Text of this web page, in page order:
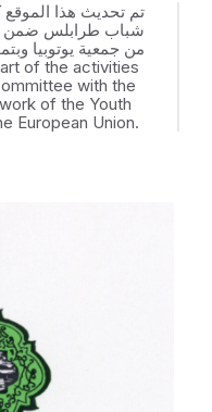
تم تحديث هذا
من جمعية يوتوبيا
of the activities
with the
of the Youth
European Union.